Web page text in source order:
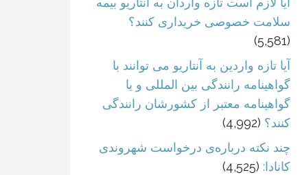
سلامت خصوصی خریداری کنند؟
(5,581)
آیا تازه واردین به آنتاریو می توانند با
گواهینامه رانندگی بین المللی و یا
گواهینامه معتبر از کشورشان رانندگی
کنند؟ (4,992)
چند نکته درباره‌ی درخواست شهروندی
کانادا: (4,525)